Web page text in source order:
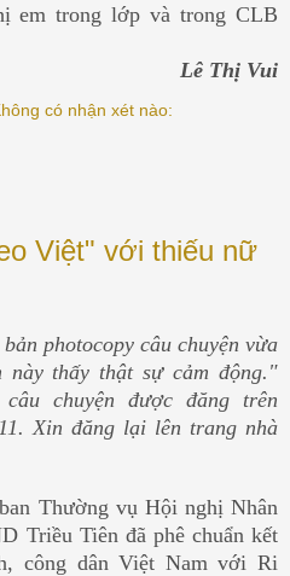
em trong lớp và trong CLB
Lê Thị Vui
có nhận xét nào:
Việt" với thiếu nữ
photocopy câu chuyện vừa
này thấy thật sự cảm động."
chuyện được đăng trên
Xin đăng lại lên trang nhà
Thường vụ Hội nghị Nhân
Triều Tiên đã phê chuẩn kết
công dân Việt Nam với Ri